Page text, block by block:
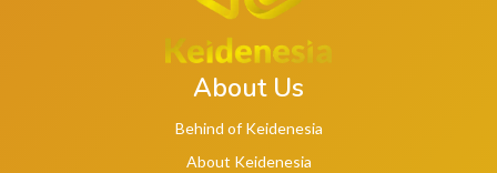
About Us
Behind of Keidenesia
About Keidenesia